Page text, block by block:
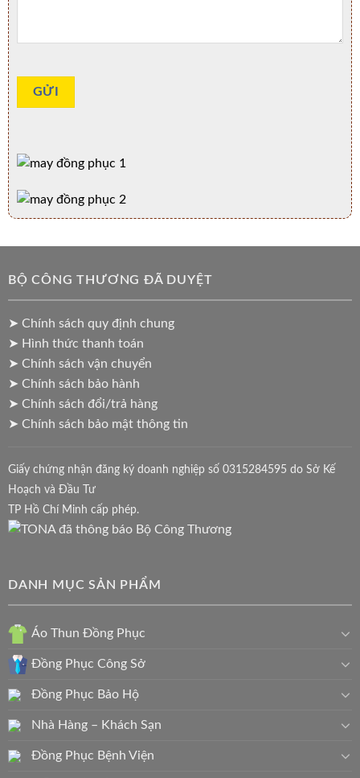
BỘ CÔNG THƯƠNG ĐÃ DUYỆT
➤ Chính sách quy định chung
➤ Hình thức thanh toán
➤ Chính sách vận chuyển
➤ Chính sách bảo hành
➤ Chính sách đổi/trả hàng
➤ Chính sách bảo mật thông tin
Giấy chứng nhận đăng ký doanh nghiệp số 0315284595 do Sở Kế
Hoạch và Đầu Tư
TP Hồ Chí Minh cấp phép.
DANH MỤC SẢN PHẨM
Áo Thun Đồng Phục
Đồng Phục Công Sở
Đồng Phục Bảo Hộ
Nhà Hàng – Khách Sạn
Đồng Phục Bệnh Viện